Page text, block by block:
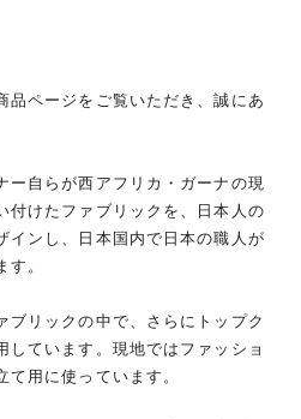
品ページをご覧いただき、誠にあ
ー自らが西アフリカ・ガーナの現
付けたファブリックを、日本人の
インし、日本国内で日本の職人が
。
ブリックの中で、さらにトップク
しています。現地ではファッショ
用に使っています。